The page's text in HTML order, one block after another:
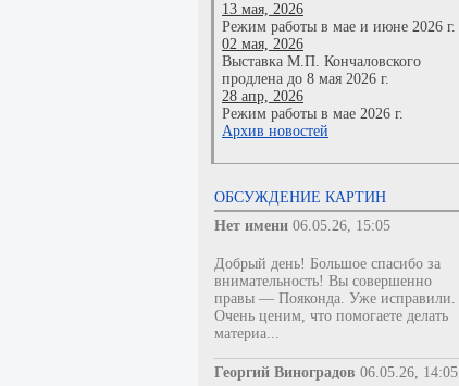
13 мая, 2026
Режим работы в мае и июне 2026 г.
02 мая, 2026
Выставка М.П. Кончаловского
продлена до 8 мая 2026 г.
28 апр, 2026
Режим работы в мае 2026 г.
Архив новостей
ОБСУЖДЕНИЕ КАРТИН
Нет имени 06.05.26, 15:05
Добрый день! Большое спасибо за
внимательность! Вы совершенно
правы — Пояконда. Уже исправили.
Очень ценим, что помогаете делать
материа...
Георгий Виноградов 06.05.26, 14:05